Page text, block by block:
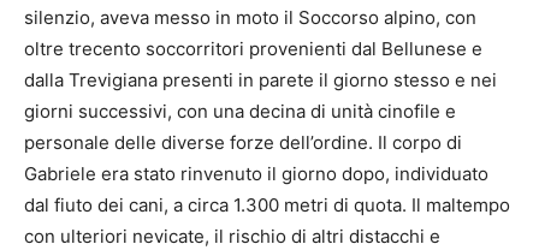
silenzio, aveva messo in moto il Soccorso alpino, con
oltre trecento soccorritori provenienti dal Bellunese e
dalla Trevigiana presenti in parete il giorno stesso e nei
giorni successivi, con una decina di unità cinofile e
personale delle diverse forze dell’ordine. Il corpo di
Gabriele era stato rinvenuto il giorno dopo, individuato
dal fiuto dei cani, a circa 1.300 metri di quota. Il maltempo
con ulteriori nevicate, il rischio di altri distacchi e